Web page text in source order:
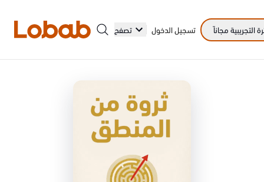
تصفح تسجيل الدخول التجريبية مجاناً